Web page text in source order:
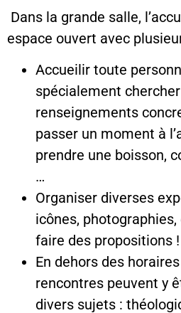
Dans la grande salle,
espace ouvert avec
Accueilir toute
spécialement
renseignements
passer un moment à
prendre une boisson,
…
Organiser diverses
icônes,
faire des propositions !
En dehors des
rencontres peuvent y
divers sujets :